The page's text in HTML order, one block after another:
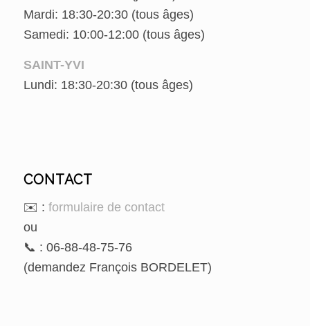
Mardi: 18:30-20:30 (tous âges)
Samedi: 10:00-12:00 (tous âges)
SAINT-YVI
Lundi: 18:30-20:30 (tous âges)
CONTACT
✉️ : formulaire de contact
ou
📞 : 06-88-48-75-76
(demandez François BORDELET)